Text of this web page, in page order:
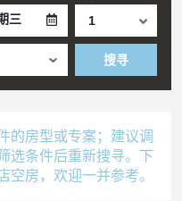
三
搜寻
的房型或专案；建议调
选条件后重新搜寻。下
空房，欢迎一并参考。